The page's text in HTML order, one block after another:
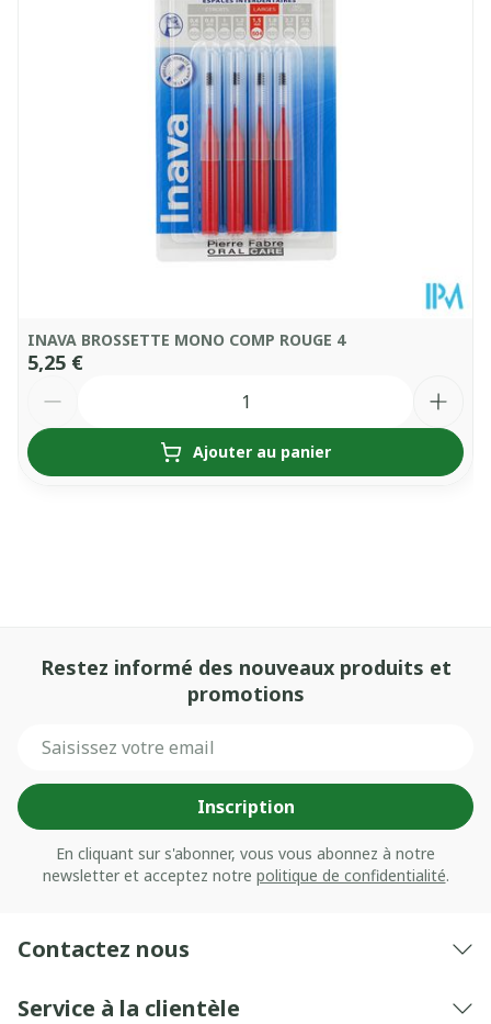
INAVA BROSSETTE MONO COMP ROUGE 4
5,25 €
Ajouter au panier
Restez informé des nouveaux produits et
promotions
Inscription
En cliquant sur s'abonner, vous vous abonnez à notre
newsletter et acceptez notre politique de confidentialité.
Contactez nous
Service à la clientèle